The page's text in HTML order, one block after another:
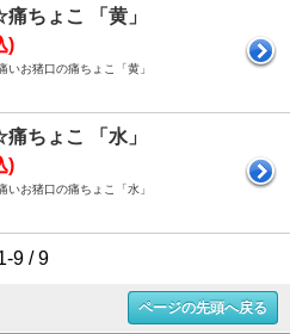
ちょこ 「黄」
)
いお猪口の痛ちょこ「黄」
ちょこ 「水」
)
いお猪口の痛ちょこ「水」
9 / 9
ページの先頭へ戻る